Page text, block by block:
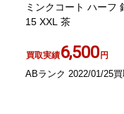
ミンクコート ハーフ
15 XXL 茶
買取実績6,500円
ABランク 2022/01/25買